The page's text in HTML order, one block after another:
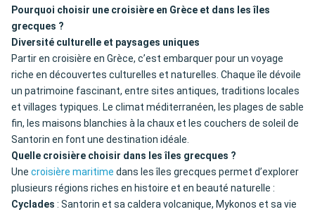
Pourquoi choisir une croisière en Grèce et dans les îles
grecques ?
Diversité culturelle et paysages uniques
Partir en croisière en Grèce, c’est embarquer pour un voyage
riche en découvertes culturelles et naturelles. Chaque île dévoile
un patrimoine fascinant, entre sites antiques, traditions locales
et villages typiques. Le climat méditerranéen, les plages de sable
fin, les maisons blanchies à la chaux et les couchers de soleil de
Santorin en font une destination idéale.
Quelle croisière choisir dans les îles grecques ?
Une croisière maritime dans les îles grecques permet d’explorer
plusieurs régions riches en histoire et en beauté naturelle :
Cyclades : Santorin et sa caldera volcanique, Mykonos et sa vie